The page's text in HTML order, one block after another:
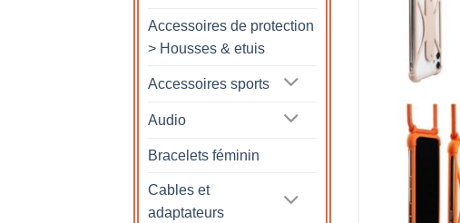
Accessoires de protection
> Housses & etuis
Accessoires sports
Audio
Bracelets féminin
Cables et
adaptateurs